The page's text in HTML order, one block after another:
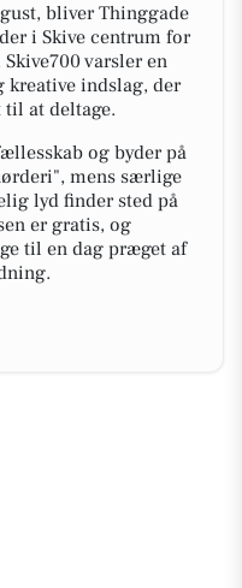
bliver Thinggade
i Skive centrum for
varsler en
kreative indslag, der
at deltage.
og byder på
mens særlige
lyd finder sted på
er gratis, og
til en dag præget af